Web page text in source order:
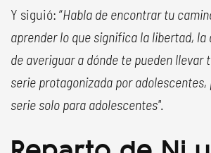
Y siguió: “Habla de encontrar tu
aprender lo que significa la libertad, la
de averiguar a dónde te pueden llevar
serie protagonizada por adolescentes,
serie solo para adolescentes".